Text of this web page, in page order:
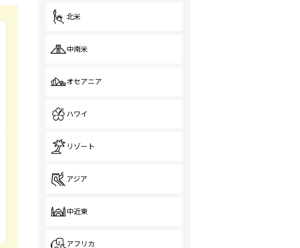
北米
中南米
オセアニア
ハワイ
リゾート
アジア
中近東
アフリカ